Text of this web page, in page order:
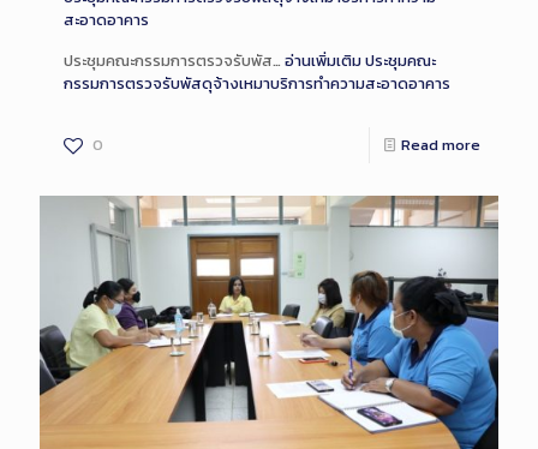
สะอาดอาคาร
ประชุมคณะกรรมการตรวจรับพัส… อ่านเพิ่มเติมประชุมคณะ
กรรมการตรวจรับพัสดุจ้างเหมาบริการทำความสะอาดอาคาร
0 Read more